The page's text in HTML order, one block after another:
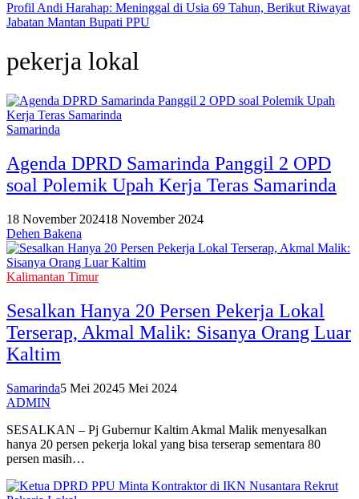
Profil Andi Harahap: Meninggal di Usia 69 Tahun, Berikut Riwayat
Jabatan Mantan Bupati PPU
pekerja lokal
Samarinda
Agenda DPRD Samarinda Panggil 2 OPD
soal Polemik Upah Kerja Teras Samarinda
18 November 202418 November 2024
Dehen Bakena
Kalimantan Timur
Sesalkan Hanya 20 Persen Pekerja Lokal
Terserap, Akmal Malik: Sisanya Orang Luar
Kaltim
Samarinda5 Mei 20245 Mei 2024
ADMIN
SESALKAN – Pj Gubernur Kaltim Akmal Malik menyesalkan
hanya 20 persen pekerja lokal yang bisa terserap sementara 80
persen masih…